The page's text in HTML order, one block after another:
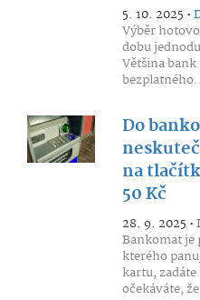
5. 10. 2025 •
Výběr
dobu
Většina
Do
na
50 Kč
28. 9. 2025 •
Bankomat
kterého
kartu,
očekáváte,